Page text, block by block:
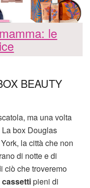
le
BEAUTY
ma una volta
box Douglas
la città che non
di notte e di
ciò che troveremo
cassettipieni di